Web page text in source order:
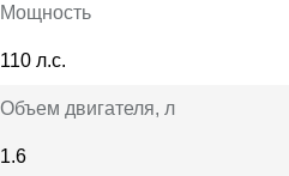
Мощность
110 л.с.
Объем двигателя, л
1.6